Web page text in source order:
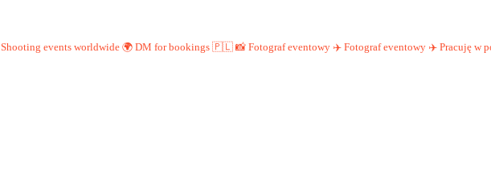
Shooting events worldwide 🌍 DM for bookings 🇵🇱 📸 Fotograf eventowy ✈️ Fotograf eventowy ✈️ Pracuję w